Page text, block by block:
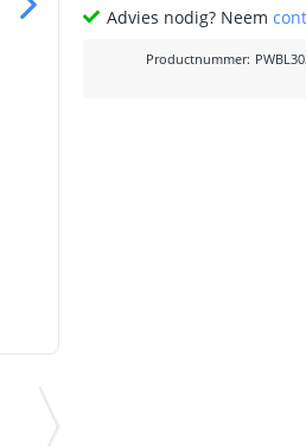
Advies nodig? Neem
Productnummer: